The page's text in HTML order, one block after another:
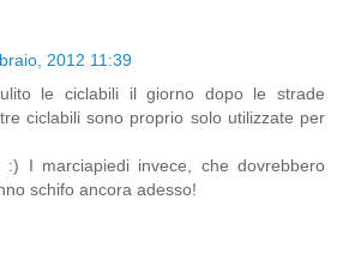
2012 11:39
le ciclabili il giorno dopo le strade
ciclabili sono proprio solo utilizzate per
:) I marciapiedi invece, che dovrebbero
schifo ancora adesso!